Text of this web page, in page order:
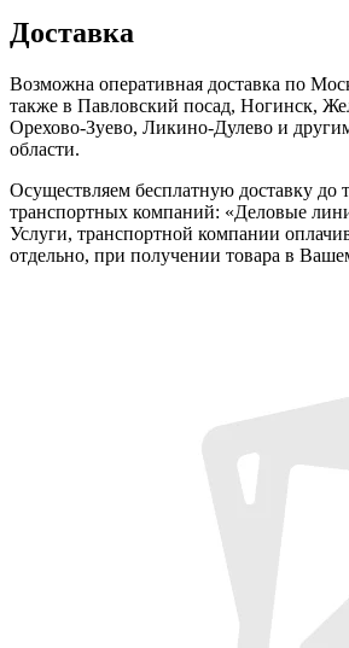
Доставка
Возможна оперативная доставка по
также в Павловский посад, Ногинск,
Орехово-Зуево, Ликино-Дулево и
области.
Осуществляем бесплатную доставку до
транспортных компаний: «Деловые
Услуги, транспортной компании
отдельно, при получении товара в